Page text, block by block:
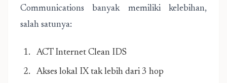
Communications banyak memiliki kelebihan,
salah satunya:
ACT Internet Clean IDS
Akses lokal IX tak lebih dari 3 hop